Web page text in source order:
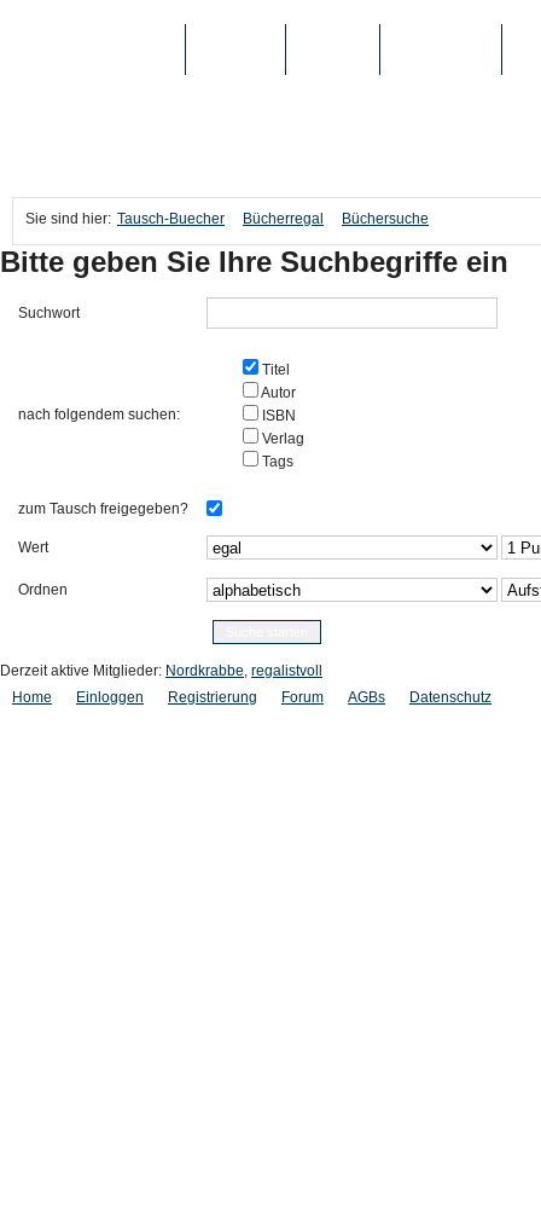
Sie sind hier: Tausch-Buecher Bücherregal Büchersuche
Bitte geben Sie Ihre Suchbegriffe ein
Suchwort
nach folgendem suchen:
Titel
Autor
ISBN
Verlag
Tags
zum Tausch freigegeben?
Wert
Ordnen
Derzeit aktive Mitglieder: Nordkrabbe, regalistvoll
Home
Einloggen Registrierung Forum AGBs Datenschutz